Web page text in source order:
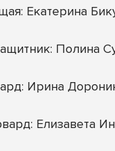
Екатерина
Полина
Ирина
Елизавета